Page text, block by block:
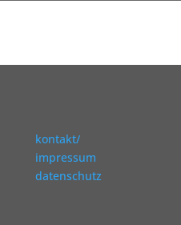
kontakt/
impressum
datenschutz